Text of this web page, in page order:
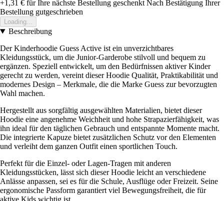
+1,31 € für Ihre nächste Bestellung geschenkt Nach Bestätigung Ihrer
Bestellung gutgeschrieben
Loading...
Beschreibung
Der Kinderhoodie Guess Active ist ein unverzichtbares
Kleidungsstück, um die Junior-Garderobe stilvoll und bequem zu
ergänzen. Speziell entwickelt, um den Bedürfnissen aktiver Kinder
gerecht zu werden, vereint dieser Hoodie Qualität, Praktikabilität und
modernes Design – Merkmale, die die Marke Guess zur bevorzugten
Wahl machen.
Hergestellt aus sorgfältig ausgewählten Materialien, bietet dieser
Hoodie eine angenehme Weichheit und hohe Strapazierfähigkeit, was
ihn ideal für den täglichen Gebrauch und entspannte Momente macht.
Die integrierte Kapuze bietet zusätzlichen Schutz vor den Elementen
und verleiht dem ganzen Outfit einen sportlichen Touch.
Perfekt für die Einzel- oder Lagen-Tragen mit anderen
Kleidungsstücken, lässt sich dieser Hoodie leicht an verschiedene
Anlässe anpassen, sei es für die Schule, Ausflüge oder Freizeit. Seine
ergonomische Passform garantiert viel Bewegungsfreiheit, die für